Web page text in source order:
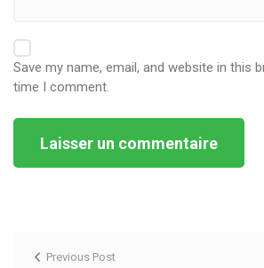
Save my name, email, and website in this
time I comment.
Previous Post